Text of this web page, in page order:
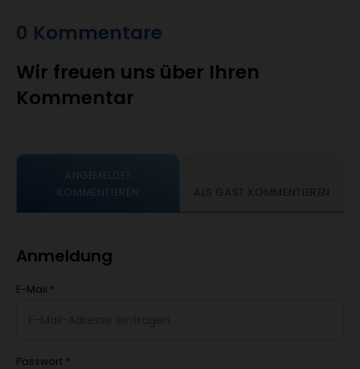
0 Kommentare
Wir freuen uns über Ihren
Kommentar
ANGEMELDET
KOMMENTIEREN
ALS GAST KOMMENTIEREN
Anmeldung
E-Mail *
Passwort *